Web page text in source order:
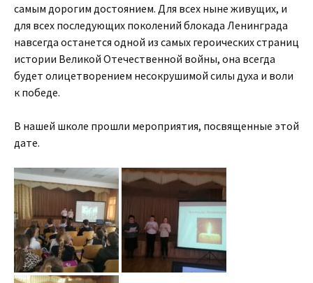
самым дорогим достоянием. Для всех ныне живущих, и
для всех последующих поколений блокада Ленинграда
навсегда останется одной из самых героических страниц
истории Великой Отечественной войны, она всегда
будет олицетворением несокрушимой силы духа и воли
к победе.
В нашей школе прошли мероприятия, посвященные этой
дате.